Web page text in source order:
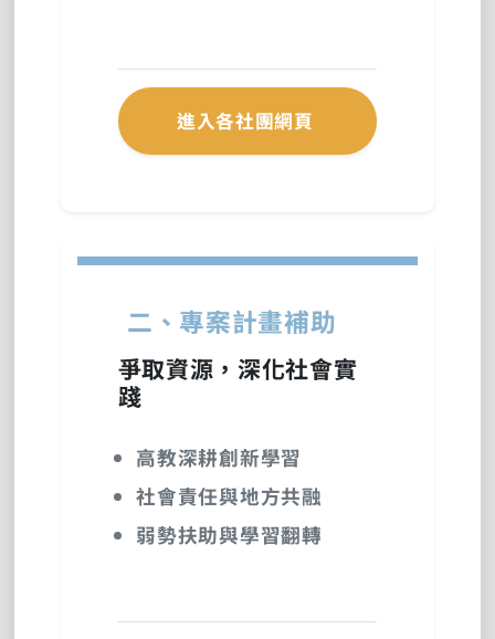
進入各社團網頁
二、專案計畫補助
爭取資源，深化社會實
踐
高教深耕創新學習
社會責任與地方共融
弱勢扶助與學習翻轉